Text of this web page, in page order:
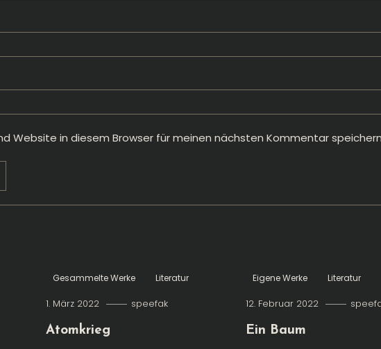
Website in diesem Browser für meinen nächsten Kommentar
Gesammelte Werke Literatur
1. März 2022 speefak
Atomkrieg
Eigene Werke Literatur
12. Februar 2022
Ein Baum